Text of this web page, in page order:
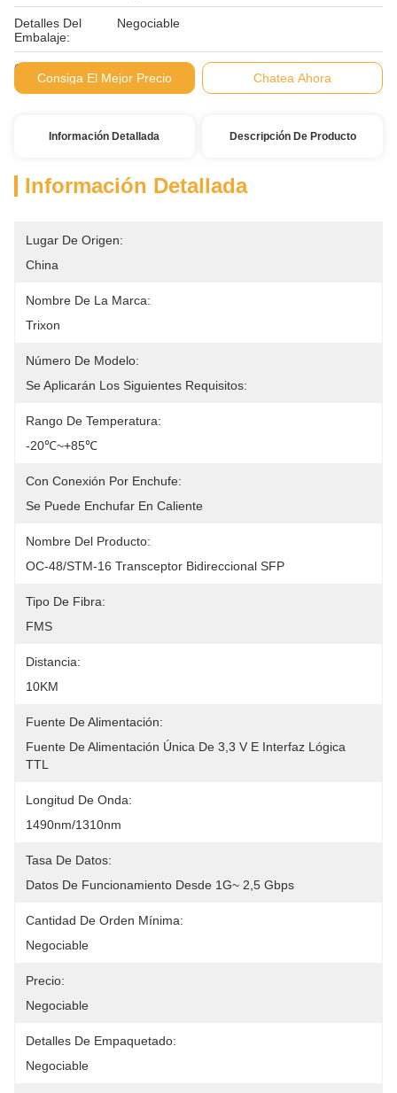
Detalles Del
Embalaje:
Negociable
Condiciones De
Pago:Consiga El Mejor Precio Chatea Ahora
Información Detallada Descripción De Producto
Información Detallada
Lugar De Origen:
China
Nombre De La Marca:
Trixon
Número De Modelo:
Se Aplicarán Los Siguientes Requisitos:
Rango De Temperatura:
-20℃~+85℃
Con Conexión Por Enchufe:
Se Puede Enchufar En Caliente
Nombre Del Producto:
OC-48/STM-16 Transceptor Bidireccional SFP
Tipo De Fibra:
FMS
Distancia:
10KM
Fuente De Alimentación:
Fuente De Alimentación Única De 3,3 V E Interfaz Lógica
TTL
Longitud De Onda:
1490nm/1310nm
Tasa De Datos:
Datos De Funcionamiento Desde 1G~ 2,5 Gbps
Cantidad De Orden Mínima:
Negociable
Precio:
Negociable
Detalles De Empaquetado:
Negociable